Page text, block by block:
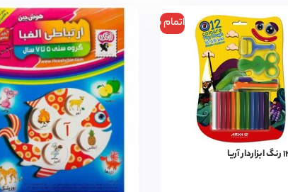
اتمام موجودی